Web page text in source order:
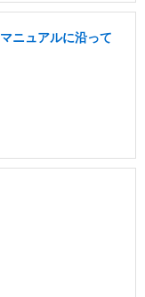
ニュアルに沿って